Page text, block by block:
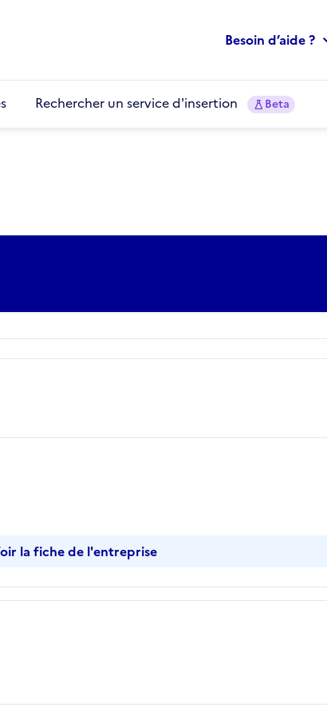
Besoin d’aide ?
Rechercher un service d'insertion Beta
la fiche de l'entreprise